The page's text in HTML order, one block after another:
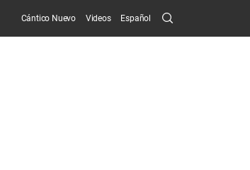
Cántico Nuevo Videos Español Search
Submit